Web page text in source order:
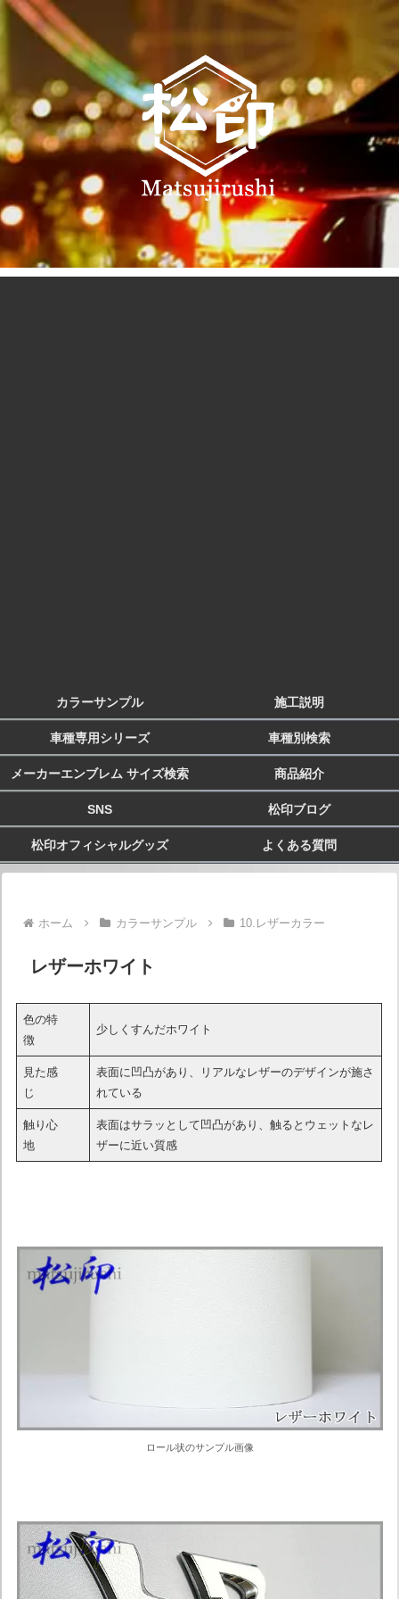
カラーサンプル 施工説明
車種専用シリーズ 車種別検索
メーカーエンブレム サイズ検索 商品紹介
SNS 松印ブログ
松印オフィシャルグッズ よくある質問
ホーム カラーサンプル 10.レザーカラー
レザーホワイト
色の特
徴
少しくすんだホワイト
見た感
じ
表面に凹凸があり、リアルなレザーのデザインが施さ
れている
触り心
地
表面はサラッとして凹凸があり、触るとウェットなレ
ザーに近い質感
ロール状のサンプル画像